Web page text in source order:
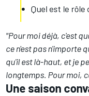
Quel est le rôle
"Pour moi déjà, c'est
ce n'est pas n'importe
qu'il est là-haut, et je
longtemps. Pour moi,
Une saison